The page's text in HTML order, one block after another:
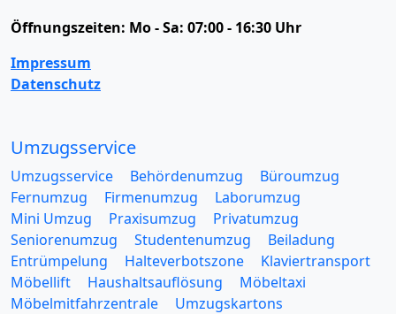
Öffnungszeiten: Mo - Sa: 07:00 - 16:30 Uhr
Impressum
Datenschutz
Umzugsservice
Umzugsservice Behördenumzug
Büroumzug
Fernumzug
Firmenumzug
Laborumzug
Mini Umzug
Praxisumzug
Privatumzug
Seniorenumzug
Studentenumzug
Beiladung
Entrümpelung
Halteverbotszone
Klaviertransport
Möbellift
Haushaltsauflösung
Möbeltaxi
Möbelmitfahrzentrale
Umzugskartons